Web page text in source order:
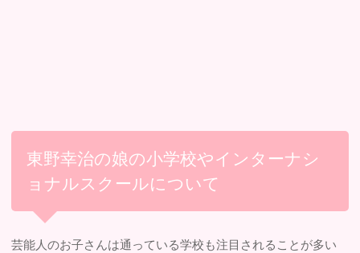
東野幸治の娘の小学校やインターナシ
ョナルスクールについて
芸能人のお子さんは通っている学校も注目されることが多い